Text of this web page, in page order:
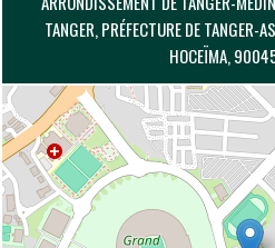
TANGER, PRÉFECTURE DE TANGER-
HOCEÏMA,